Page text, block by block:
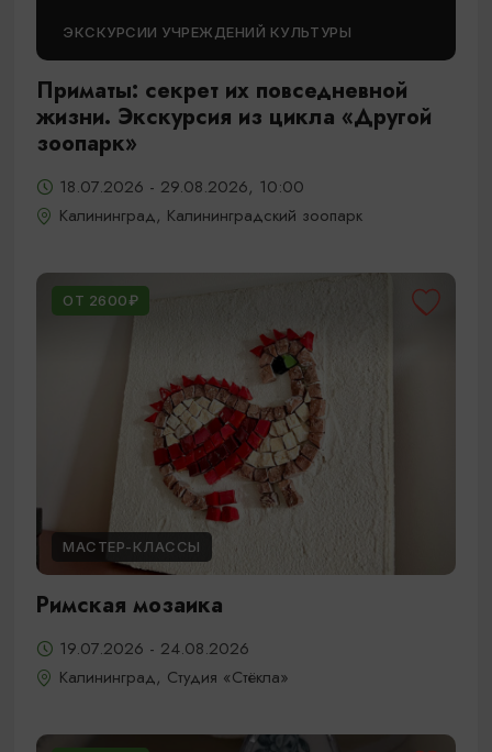
ЭКСКУРСИИ УЧРЕЖДЕНИЙ КУЛЬТУРЫ
Приматы: секрет их повседневной
жизни. Экскурсия из цикла «Другой
зоопарк»
18.07.2026 - 29.08.2026, 10:00
Калининград, Калининградский зоопарк
ОТ 2600₽
МАСТЕР-КЛАССЫ
Римская мозаика
19.07.2026 - 24.08.2026
Калининград, Студия «Стёкла»